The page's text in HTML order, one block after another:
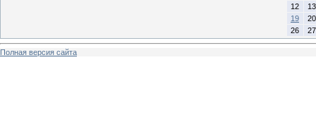
12
13
19
20
26
27
Полная версия сайта